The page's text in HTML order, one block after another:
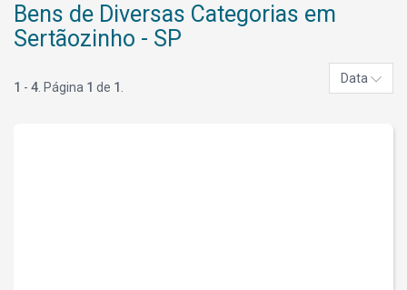
Bens de Diversas Categorias em
Sertãozinho - SP
1 - 4 . Página 1 de 1
Data